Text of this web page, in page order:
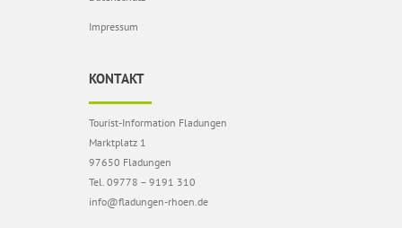
Impressum
KONTAKT
Tourist-Information Fladungen
Marktplatz 1
97650 Fladungen
Tel. 09778 – 9191 310
info@fladungen-rhoen.de